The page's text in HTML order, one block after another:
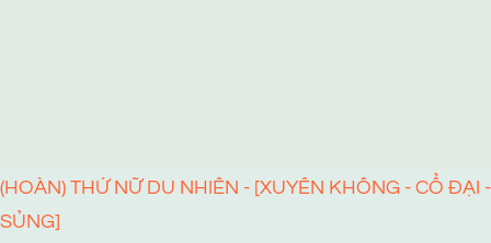
(HOÀN) THỨ NỮ DU NHIÊN - [XUYÊN KHÔNG - CỔ ĐẠI -
SỦNG]